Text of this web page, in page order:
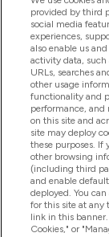
Βοήθεια &
Προϊόντα
Εταιρικές
Εκπτώσεις
provided by third
social media
experiences,
also enable us
activity data, such
URLs, searches
other usage
functionality and
performance, and
on this site and
site may deploy
these purposes. If
other browsing
(including third
and enable
deployed. You
for this site at any
link in this
Cookies," or